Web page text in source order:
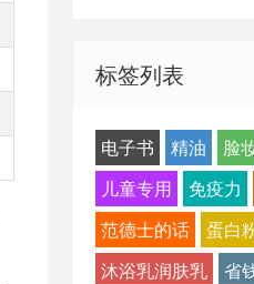
标签列表
电子书 精油 脸
儿童专用
免疫力
范德士的话
蛋白
沐浴乳润肤乳
省